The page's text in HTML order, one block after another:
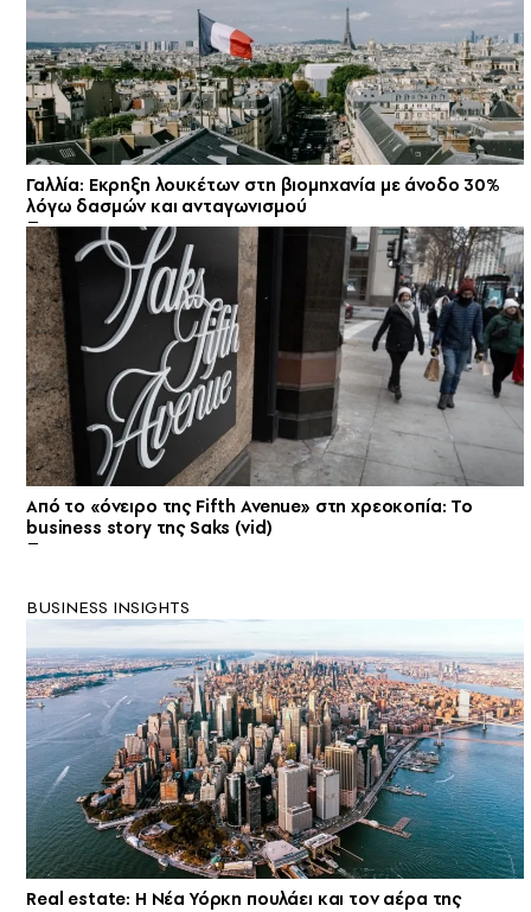
Γαλλία: Εκρηξη λουκέτων στη βιομηχανία με άνοδο 30%
λόγω δασμών και ανταγωνισμού
Από το «όνειρο της Fifth Avenue» στη χρεοκοπία: Το
business story της Saks (vid)
BUSINESS INSIGHTS
Real estate: H Νέα Υόρκη πουλάει και τον αέρα της